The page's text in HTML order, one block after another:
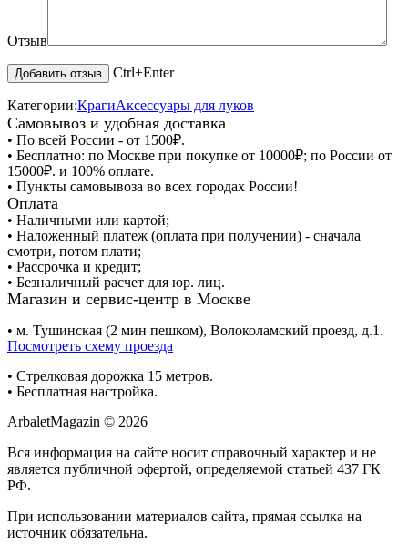
Отзыв
Ctrl+Enter
Категории:КрагиАксессуары для луков
Самовывоз и удобная доставка
• По всей России - от 1500₽.
• Бесплатно: по Москве при покупке от 10000₽; по России от
15000₽. и 100% оплате.
• Пункты самовывоза во всех городах России!
Оплата
• Наличными или картой;
• Наложенный платеж (оплата при получении) - сначала
смотри, потом плати;
• Рассрочка и кредит;
• Безналичный расчет для юр. лиц.
Магазин и сервис-центр в Москве
• м. Тушинская (2 мин пешком), Волоколамский проезд, д.1.
Посмотреть схему проезда
• Cтрелковая дорожка 15 метров.
• Бесплатная настройка.
ArbaletMagazin © 2026
Вся информация на сайте носит справочный характер и не
является публичной офертой, определяемой статьей 437 ГК
РФ.
При использовании материалов сайта, прямая ссылка на
источник обязательна.